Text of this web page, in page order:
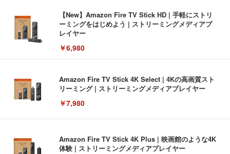
【New】Amazon Fire TV Stick HD | 手軽にストリ
ーミングをはじめよう | ストリーミングメディアプ
レイヤー
￥6,980
Amazon Fire TV Stick 4K Select | 4Kの高画質スト
リーミング | ストリーミングメディアプレイヤー
￥7,980
Amazon Fire TV Stick 4K Plus | 映画館のような4K
体験 | ストリーミングメディアプレイヤー